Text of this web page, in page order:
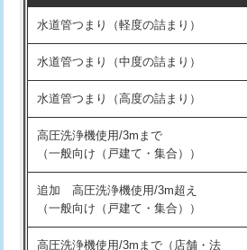
洗面台設置
化粧台設置
追加人工
廃棄・処分
※給水管工事は20mmまでの価格です。
交換・取付(排水栓・排水トラップ
持込商品取付（混合水栓）
持込商品取付（浄水器・分岐水栓）
水道管つまり（軽度の詰まり）
水道管つまり（中度の詰まり）
水道管つまり（高度の詰まり）
高圧洗浄機使用/3mまで
（一般向け（戸建て・集合））
追加 高圧洗浄機使用/3m超え
（一般向け（戸建て・集合））
高圧洗浄機使用/3mまで（店舗・法